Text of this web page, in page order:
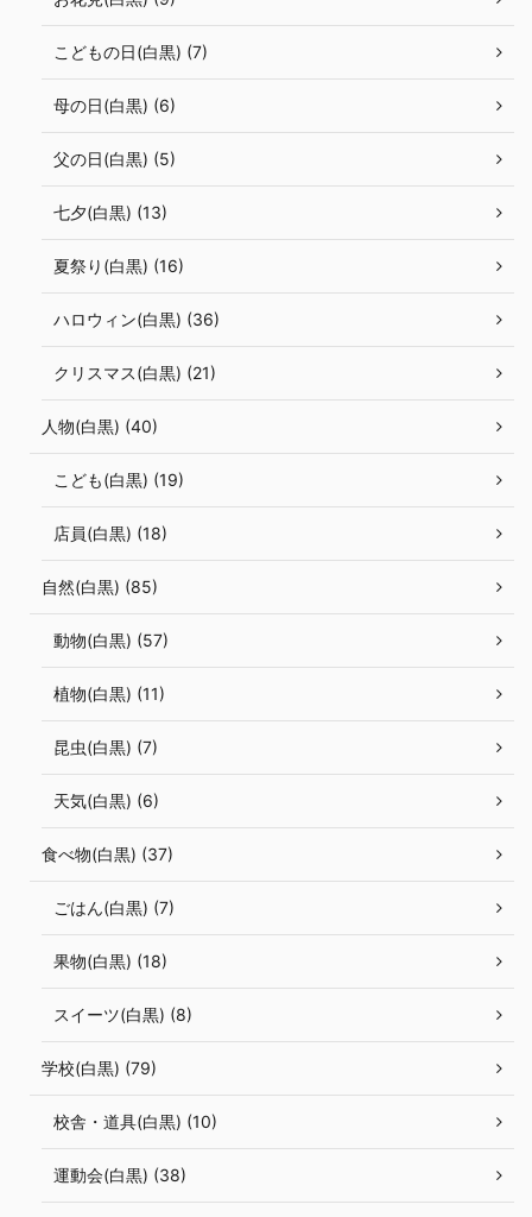
こどもの日(白黒) (7)
母の日(白黒) (6)
父の日(白黒) (5)
七夕(白黒) (13)
夏祭り(白黒) (16)
ハロウィン(白黒) (36)
クリスマス(白黒) (21)
人物(白黒) (40)
こども(白黒) (19)
店員(白黒) (18)
自然(白黒) (85)
動物(白黒) (57)
植物(白黒) (11)
昆虫(白黒) (7)
天気(白黒) (6)
食べ物(白黒) (37)
ごはん(白黒) (7)
果物(白黒) (18)
スイーツ(白黒) (8)
学校(白黒) (79)
校舎・道具(白黒) (10)
運動会(白黒) (38)